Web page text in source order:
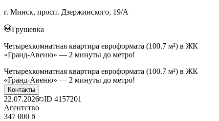
г. Минск, просп. Дзержинского, 19/А
Грушевка
Четырехкомнатная квартира евроформата (100.7 м²) в ЖК
«Гранд-Авеню» — 2 минуты до метро!
Четырехкомнатная квартира евроформата (100.7 м²) в ЖК
«Гранд-Авеню» — 2 минуты до метро!
Контакты
22.07.2026 ID 4157201
Агентство
347 000 ƃ